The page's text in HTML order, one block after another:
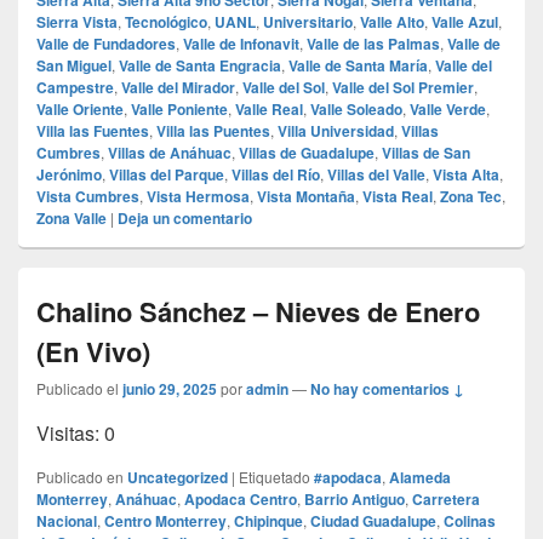
Sierra Vista, Tecnológico, UANL, Universitario, Valle Alto, Valle Azul,
Valle de Fundadores, Valle de Infonavit, Valle de las Palmas, Valle de
San Miguel, Valle de Santa Engracia, Valle de Santa María, Valle del
Campestre, Valle del Mirador, Valle del Sol, Valle del Sol Premier,
Valle Oriente, Valle Poniente, Valle Real, Valle Soleado, Valle Verde,
Villa las Fuentes, Villa las Puentes, Villa Universidad, Villas
Cumbres, Villas de Anáhuac, Villas de Guadalupe, Villas de San
Jerónimo, Villas del Parque, Villas del Río, Villas del Valle, Vista Alta,
Vista Cumbres, Vista Hermosa, Vista Montaña, Vista Real, Zona Tec,
Zona Valle | Deja un comentario
Chalino Sánchez – Nieves de Enero
(En Vivo)
Publicado el junio 29, 2025poradmin—No hay comentarios ↓
Visitas: 0
Publicado en Uncategorized | Etiquetado #apodaca, Alameda
Monterrey, Anáhuac, Apodaca Centro, Barrio Antiguo, Carretera
Nacional, Centro Monterrey, Chipinque, Ciudad Guadalupe, Colinas